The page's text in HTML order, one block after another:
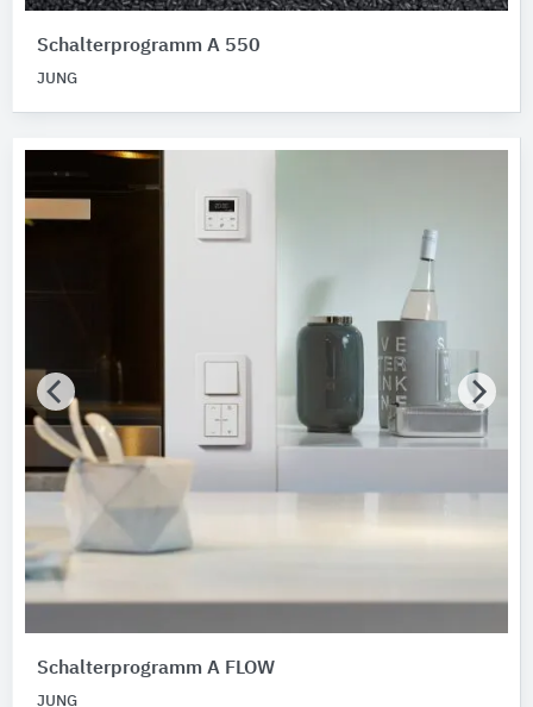
Schalterprogramm A 550
JUNG
Schalterprogramm A FLOW
JUNG